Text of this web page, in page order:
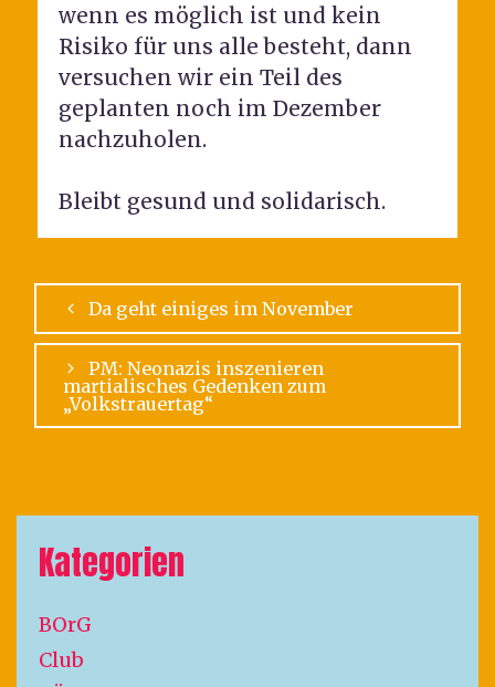
wenn es möglich ist und kein
Risiko für uns alle besteht, dann
versuchen wir ein Teil des
geplanten noch im Dezember
nachzuholen.
Bleibt gesund und solidarisch.
Da geht einiges im November
PM: Neonazis inszenieren
martialisches Gedenken zum
„Volkstrauertag“
Kategorien
BOrG
Club